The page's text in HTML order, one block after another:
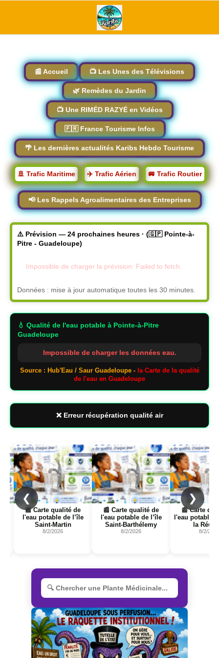
📰 Accueil 📺 Les Unes des Télévisions
🌿 Remèdes du Jardin
📺 Une RIMÉD RAZYÉ en Vidéos
🇫🇷 France Tourisme Infos
🌴 Les dernières actualités Karibs Hebdo Tourisme
🚢 Trafic Maritime ✈️ Trafic Aérien 🚐 Trafic Routier
📢 Les Rappels Agroalimentaires des Entreprises
⚠️ Prévision — 24 prochaines heures · (🇬🇵 Pointe-à-
Pitre - Guadeloupe)
Impossible de charger la prévision: Failed to fetch
Données : mise à jour automatique toutes les 30 minutes.
💧 Qualité de l'eau potable à Pointe-à-Pitre
Guadeloupe
Impossible de charger les données eau.
Source : Hub'Eau / Saur Guadeloupe - la Carte de la qualité
de l'eau en Guadeloupe
❌ Erreur récupération qualité air
❮
Page
📰 Carte qualité de
l'eau potable de l’île
Saint-Martin
8/2/2026
Page
📰 Carte qualité de
l'eau potable de l’île
Saint-Barthélemy
8/2/2026
Page
📰 Carte
l'eau potable
la
8/2/2026
❯
R
e
h
e
r
c
h